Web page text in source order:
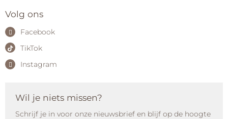
Volg ons
Facebook
TikTok
Instagram
Wil je niets missen?
Schrijf je in voor onze nieuwsbrief en blijf op de hoogte